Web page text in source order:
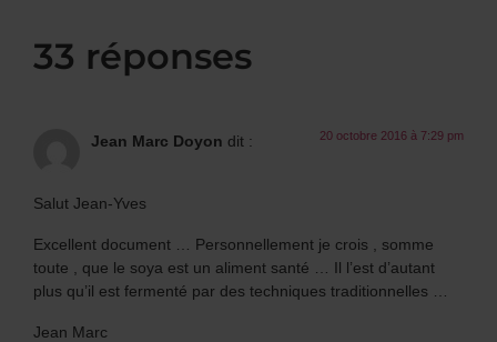
33 réponses
Jean Marc Doyon dit : 20 octobre 2016 à 7:29 pm
Salut Jean-Yves
Excellent document … Personnellement je crois , somme
toute , que le soya est un aliment santé … Il l’est d’autant
plus qu’il est fermenté par des techniques traditionnelles …
Jean Marc